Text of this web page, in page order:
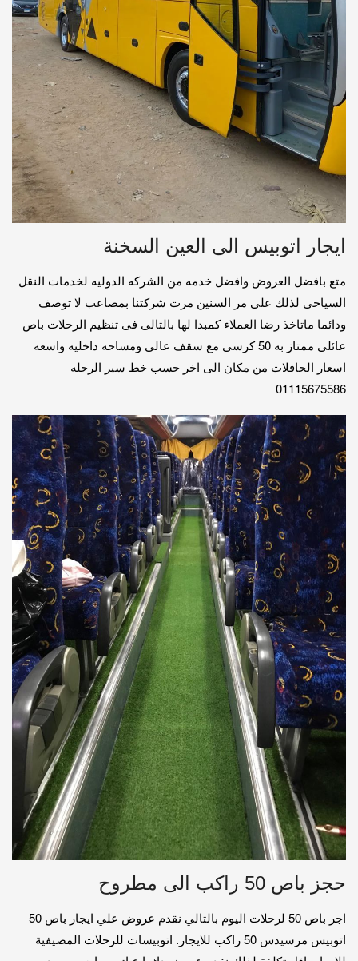
ايجار اتوبيس الى العين السخنة
متع بافضل العروض وافضل خدمه من الشركه الدوليه لخدمات النقل
السياحى لذلك على مر السنين مرت شركتنا بمصاعب لا توصف
ودائما ماتاخذ رضا العملاء كمبدا لها بالتالى فى تنظيم الرحلات باص
عائلى ممتاز به 50 كرسى مع سقف عالى ومساحه داخليه واسعه
اسعار الحافلات من مكان الى اخر حسب خط سير الرحله
01115675586
حجز باص 50 راكب الى مطروح
اجر باص 50 لرحلات اليوم بالتالي نقدم عروض علي ايجار باص 50
اتوبيس مرسيدس 50 راكب للايجار. اتوبيسات للرحلات المصيفية